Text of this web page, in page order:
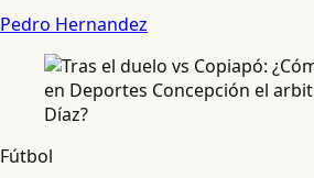
Pedro Hernandez
Fútbol